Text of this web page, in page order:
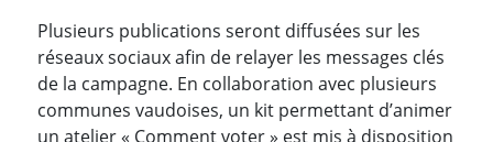
Plusieurs publications seront diffusées sur les
réseaux sociaux afin de relayer les messages clés
de la campagne. En collaboration avec plusieurs
communes vaudoises, un kit permettant d’animer
un atelier « Comment voter » est mis à disposition